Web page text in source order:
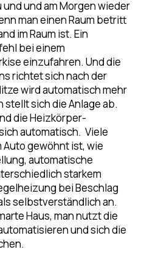
und am Morgen wieder
man einen Raum betritt
im Raum ist. Ein
bei einem
einzufahren. Und die
richtet sich nach der
wird automatisch mehr
stellt sich die Anlage ab.
die Heizkörper-
automatisch. Viele
Auto gewöhnt ist, wie
automatische
starkem
bei Beschlag
selbstverständlich an.
Haus, man nutzt die
und sich die